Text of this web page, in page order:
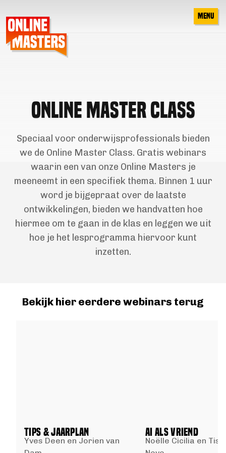
MENU
ONLINE MASTER CLASS
Speciaal voor onderwijsprofessionals bieden
we de Online Master Class. Gratis webinars
waarin een van onze Online Masters je
meeneemt in een specifiek thema. Binnen 1 uur
word je bijgepraat over de laatste
ontwikkelingen, bieden we handvatten hoe
hiermee om te gaan in de klas en leggen we uit
hoe je het lesprogramma hiervoor kunt
inzetten.
Bekijk hier eerdere webinars terug
TIPS & JAARPLAN
Yves Deen en Jorien van
AI ALS VRIEND
Noëlle Cicilia en